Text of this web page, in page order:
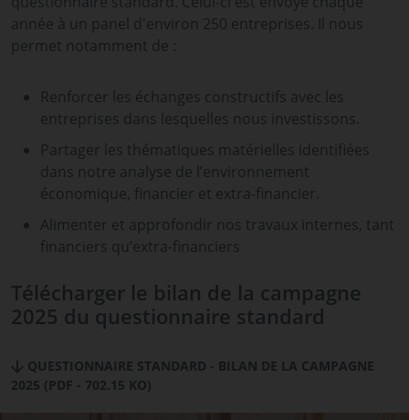
année à un panel d'environ 250 entreprises. Il nous
permet notamment de :
Renforcer les échanges constructifs avec les
entreprises dans lesquelles nous investissons.
Partager les thématiques matérielles identifiées
dans notre analyse de l’environnement
économique, financier et extra-financier.
Alimenter et approfondir nos travaux internes, tant
financiers qu’extra-financiers
Télécharger le bilan de la campagne
2025 du questionnaire standard
QUESTIONNAIRE STANDARD - BILAN DE LA CAMPAGNE
2025 (PDF - 702.15 KO)